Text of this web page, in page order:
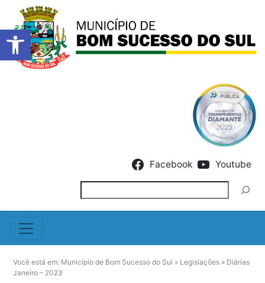
Barra de Ferramentas
Facebook Youtube
Você está em: Município de Bom Sucesso do Sul » Legislações » Diárias
Janeiro – 2023